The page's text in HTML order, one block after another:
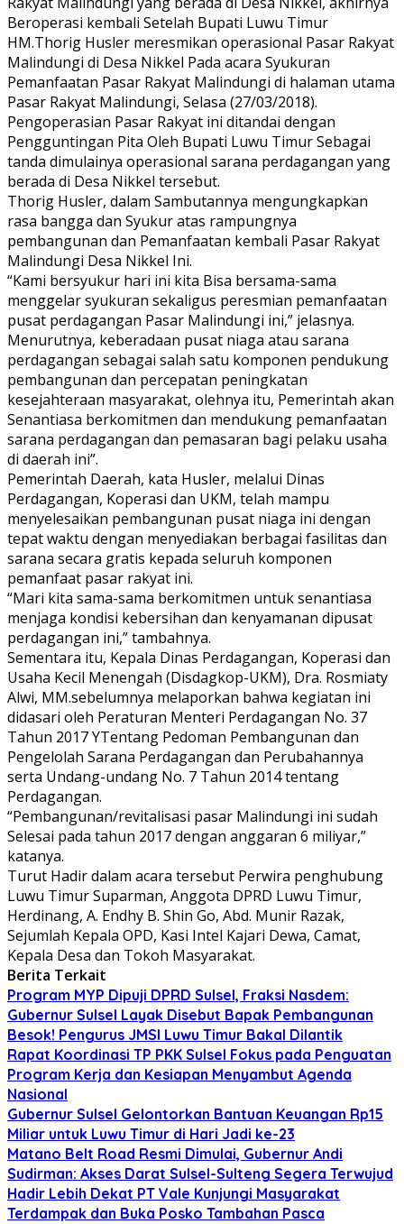
Beroperasi kembali Setelah Bupati Luwu Timur
HM.Thorig Husler meresmikan operasional Pasar Rakyat
Malindungi di Desa Nikkel Pada acara Syukuran
Pemanfaatan Pasar Rakyat Malindungi di halaman utama
Pasar Rakyat Malindungi, Selasa (27/03/2018).
Pengoperasian Pasar Rakyat ini ditandai dengan
Pengguntingan Pita Oleh Bupati Luwu Timur Sebagai
tanda dimulainya operasional sarana perdagangan yang
berada di Desa Nikkel tersebut.
Thorig Husler, dalam Sambutannya mengungkapkan
rasa bangga dan Syukur atas rampungnya
pembangunan dan Pemanfaatan kembali Pasar Rakyat
Malindungi Desa Nikkel Ini.
“Kami bersyukur hari ini kita Bisa bersama-sama
menggelar syukuran sekaligus peresmian pemanfaatan
pusat perdagangan Pasar Malindungi ini,” jelasnya.
Menurutnya, keberadaan pusat niaga atau sarana
perdagangan sebagai salah satu komponen pendukung
pembangunan dan percepatan peningkatan
kesejahteraan masyarakat, olehnya itu, Pemerintah akan
Senantiasa berkomitmen dan mendukung pemanfaatan
sarana perdagangan dan pemasaran bagi pelaku usaha
di daerah ini”.
Pemerintah Daerah, kata Husler, melalui Dinas
Perdagangan, Koperasi dan UKM, telah mampu
menyelesaikan pembangunan pusat niaga ini dengan
tepat waktu dengan menyediakan berbagai fasilitas dan
sarana secara gratis kepada seluruh komponen
pemanfaat pasar rakyat ini.
“Mari kita sama-sama berkomitmen untuk senantiasa
menjaga kondisi kebersihan dan kenyamanan dipusat
perdagangan ini,” tambahnya.
Sementara itu, Kepala Dinas Perdagangan, Koperasi dan
Usaha Kecil Menengah (Disdagkop-UKM), Dra. Rosmiaty
Alwi, MM.sebelumnya melaporkan bahwa kegiatan ini
didasari oleh Peraturan Menteri Perdagangan No. 37
Tahun 2017 YTentang Pedoman Pembangunan dan
Pengelolah Sarana Perdagangan dan Perubahannya
serta Undang-undang No. 7 Tahun 2014 tentang
Perdagangan.
“Pembangunan/revitalisasi pasar Malindungi ini sudah
Selesai pada tahun 2017 dengan anggaran 6 miliyar,”
katanya.
Turut Hadir dalam acara tersebut Perwira penghubung
Luwu Timur Suparman, Anggota DPRD Luwu Timur,
Herdinang, A. Endhy B. Shin Go, Abd. Munir Razak,
Sejumlah Kepala OPD, Kasi Intel Kajari Dewa, Camat,
Kepala Desa dan Tokoh Masyarakat.
Berita Terkait
Program MYP Dipuji DPRD Sulsel, Fraksi Nasdem:
Gubernur Sulsel Layak Disebut Bapak Pembangunan
Besok! Pengurus JMSI Luwu Timur Bakal Dilantik
Rapat Koordinasi TP PKK Sulsel Fokus pada Penguatan
Program Kerja dan Kesiapan Menyambut Agenda
Nasional
Gubernur Sulsel Gelontorkan Bantuan Keuangan Rp15
Miliar untuk Luwu Timur di Hari Jadi ke-23
Matano Belt Road Resmi Dimulai, Gubernur Andi
Sudirman: Akses Darat Sulsel-Sulteng Segera Terwujud
Hadir Lebih Dekat PT Vale Kunjungi Masyarakat
Terdampak dan Buka Posko Tambahan Pasca